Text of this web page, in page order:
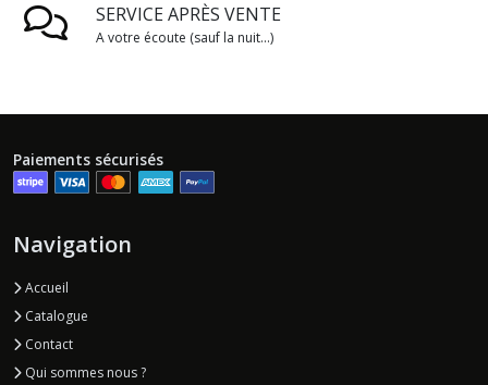
SERVICE APRÈS VENTE
A votre écoute (sauf la nuit...)
Paiements sécurisés
Navigation
Accueil
Catalogue
Contact
Qui sommes nous ?